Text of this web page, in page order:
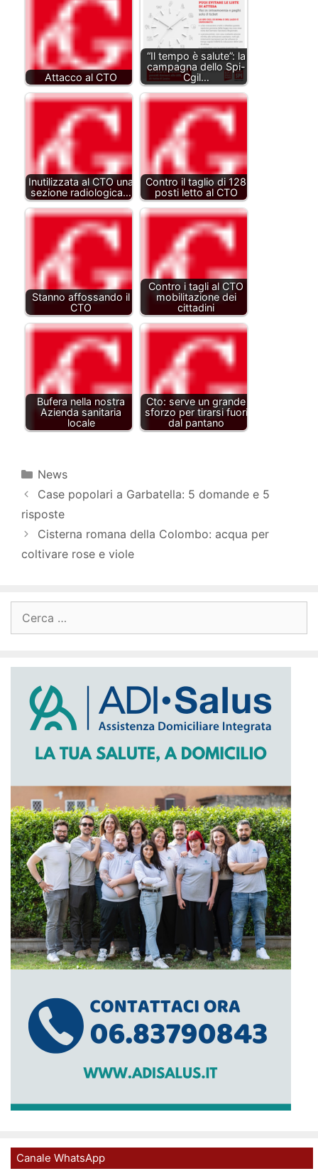
Attacco al CTO
“Il tempo è salute”: la
campagna dello Spi-
Cgil…
Inutilizzata al CTO una
sezione radiologica…
Contro il taglio di 128
posti letto al CTO
Stanno affossando il
CTO
Contro i tagli al CTO
mobilitazione dei
cittadini
Bufera nella nostra
Azienda sanitaria
locale
Cto: serve un grande
sforzo per tirarsi fuori
dal pantano
Categorie
News
Case popolari a Garbatella: 5 domande e 5
risposte
Cisterna romana della Colombo: acqua per
coltivare rose e viole
per:
Canale WhatsApp